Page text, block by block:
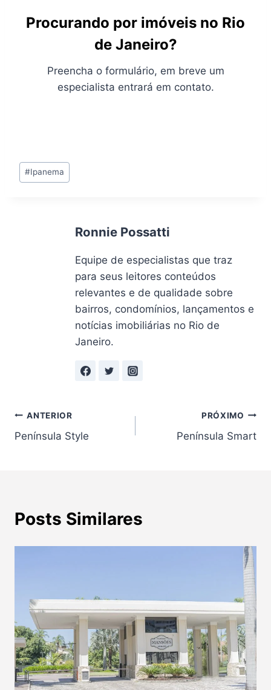
Procurando por imóveis no Rio
de Janeiro?
Preencha o formulário, em breve um
especialista entrará em contato.
Tags
do
#Ipanema
Ronnie Possatti
Equipe de especialistas que traz
para seus leitores conteúdos
relevantes e de qualidade sobre
bairros, condomínios, lançamentos e
notícias imobiliárias no Rio de
Janeiro.
Navegação
de
ANTERIOR
Península Style
PRÓXIMO
Península Smart
Posts Similares